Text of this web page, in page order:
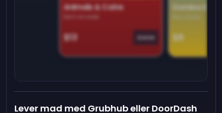
Animals & Coins
Earn on side
$13 Game
Domino
$9
Lever mad med Grubhub eller DoorDash